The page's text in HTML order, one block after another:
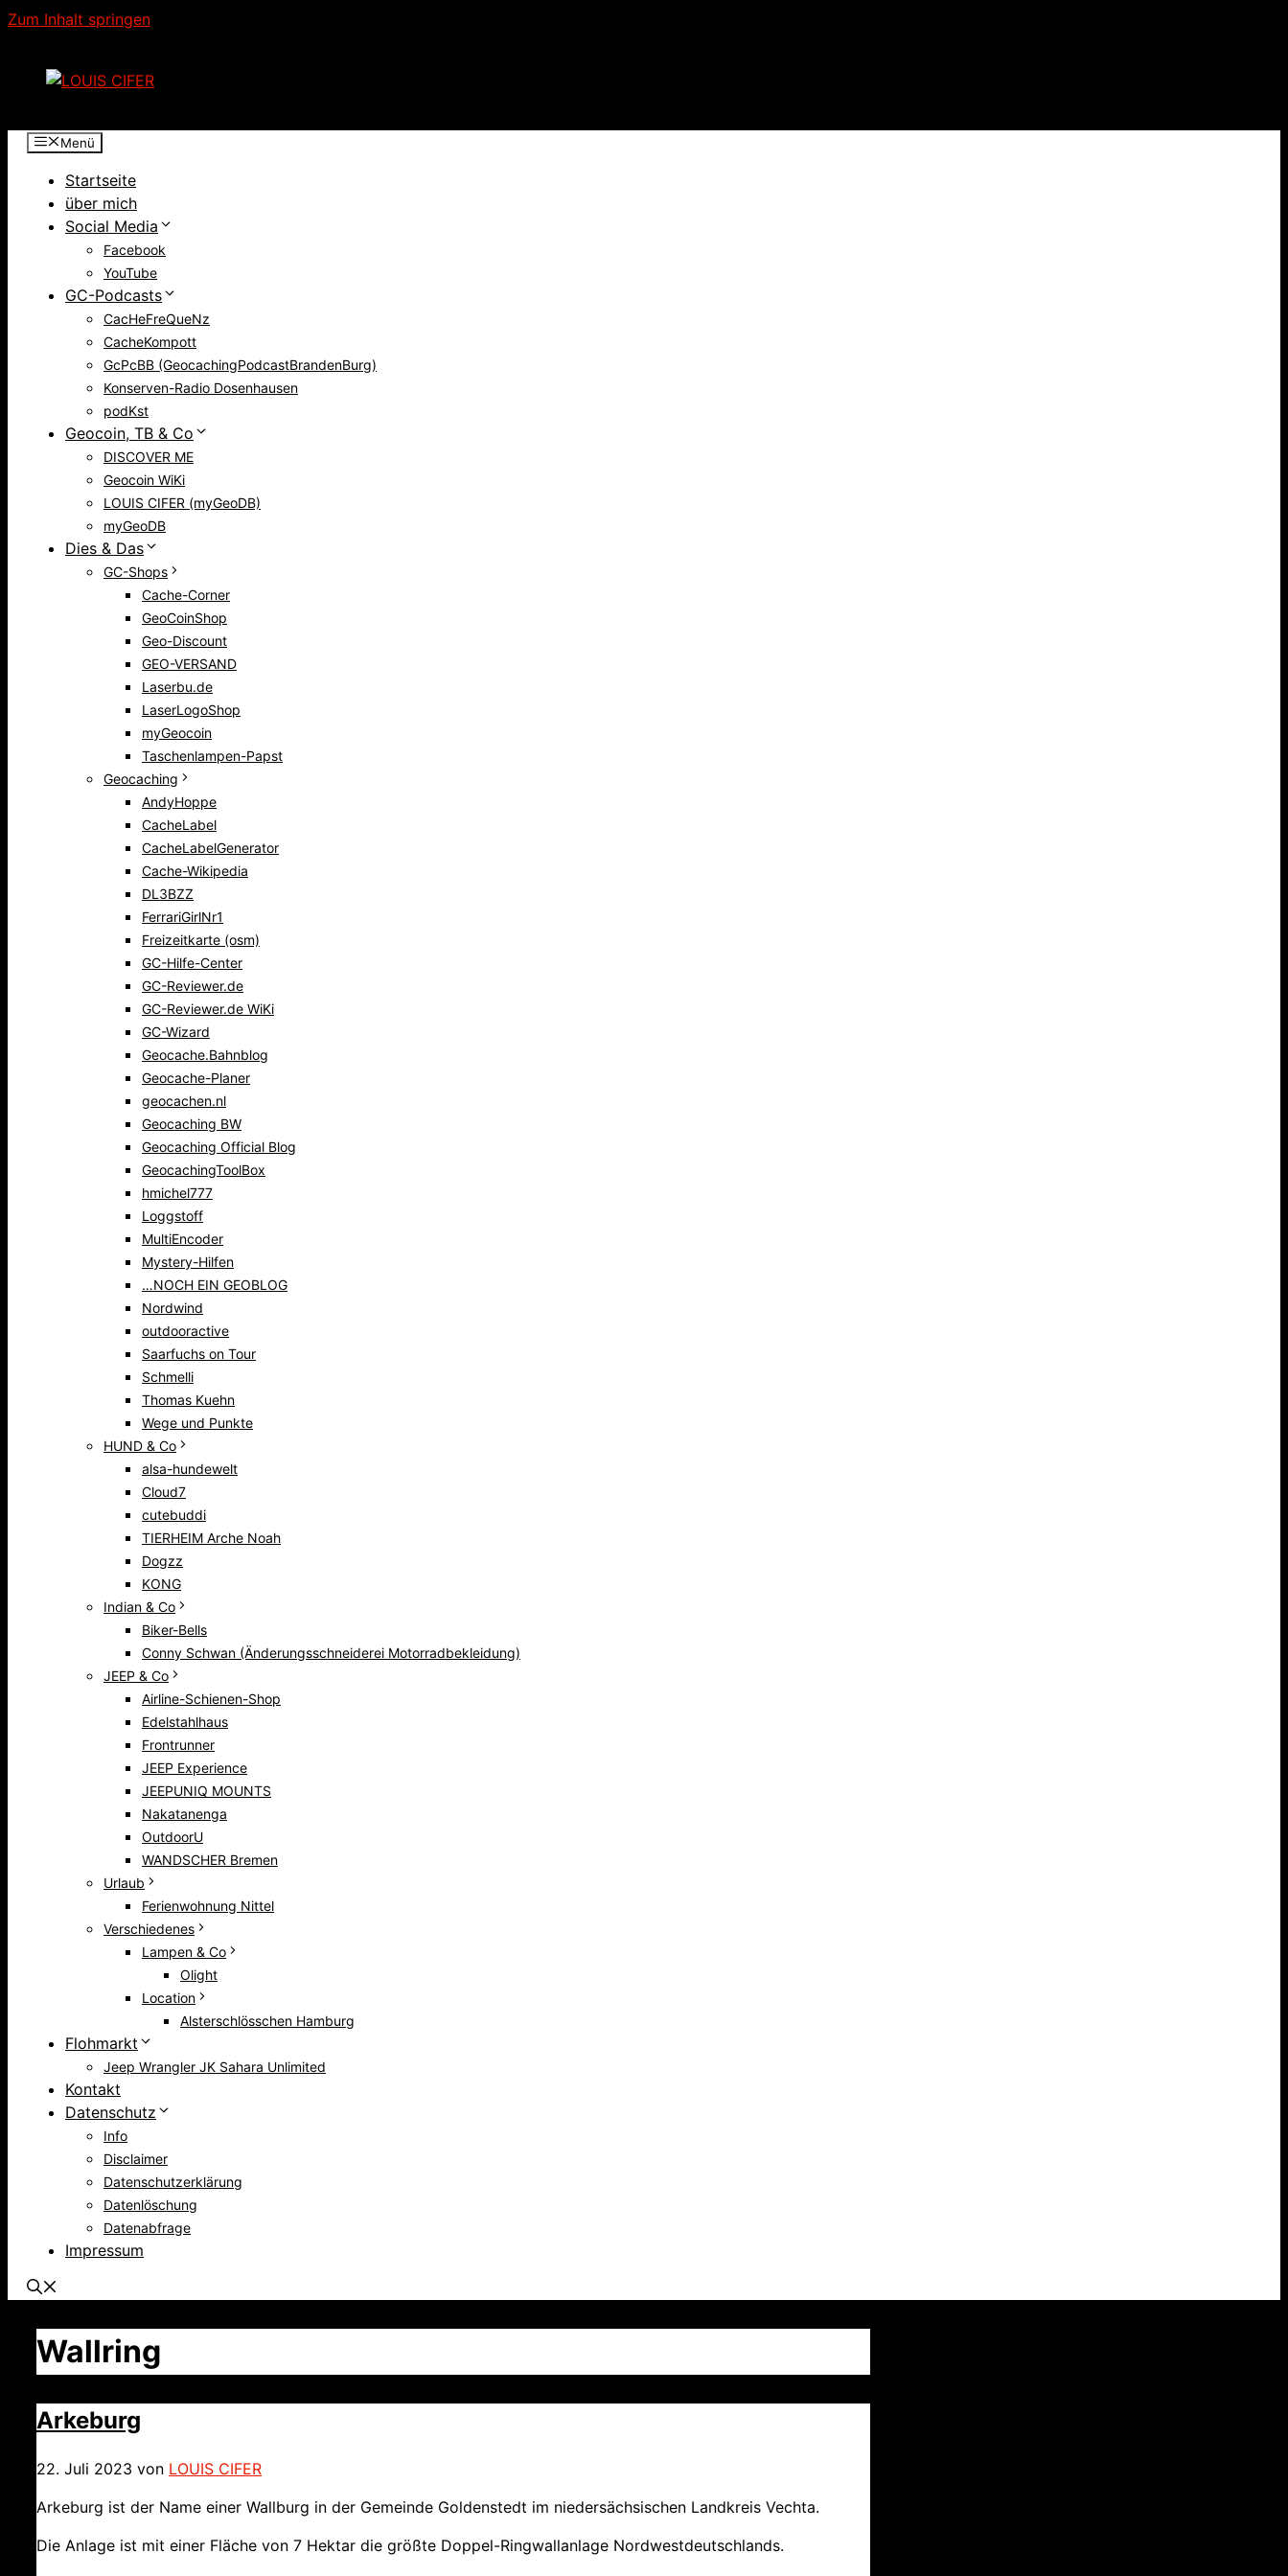
Zum Inhalt springen
Menü
Startseite
über mich
Social Media
Facebook
YouTube
GC-Podcasts
CacHeFreQueNz
CacheKompott
GcPcBB (GeocachingPodcastBrandenBurg)
Konserven-Radio Dosenhausen
podKst
Geocoin, TB & Co
DISCOVER ME
Geocoin WiKi
LOUIS CIFER (myGeoDB)
myGeoDB
Dies & Das
GC-Shops
Cache-Corner
GeoCoinShop
Geo-Discount
GEO-VERSAND
Laserbu.de
LaserLogoShop
myGeocoin
Taschenlampen-Papst
Geocaching
AndyHoppe
CacheLabel
CacheLabelGenerator
Cache-Wikipedia
DL3BZZ
FerrariGirlNr1
Freizeitkarte (osm)
GC-Hilfe-Center
GC-Reviewer.de
GC-Reviewer.de WiKi
GC-Wizard
Geocache.Bahnblog
Geocache-Planer
geocachen.nl
Geocaching BW
Geocaching Official Blog
GeocachingToolBox
hmichel777
Loggstoff
MultiEncoder
Mystery-Hilfen
…NOCH EIN GEOBLOG
Nordwind
outdooractive
Saarfuchs on Tour
Schmelli
Thomas Kuehn
Wege und Punkte
HUND & Co
alsa-hundewelt
Cloud7
cutebuddi
TIERHEIM Arche Noah
Dogzz
KONG
Indian & Co
Biker-Bells
Conny Schwan (Änderungsschneiderei Motorradbekleidung)
JEEP & Co
Airline-Schienen-Shop
Edelstahlhaus
Frontrunner
JEEP Experience
JEEPUNIQ MOUNTS
Nakatanenga
OutdoorU
WANDSCHER Bremen
Urlaub
Ferienwohnung Nittel
Verschiedenes
Lampen & Co
Olight
Location
Alsterschlösschen Hamburg
Flohmarkt
Jeep Wrangler JK Sahara Unlimited
Kontakt
Datenschutz
Info
Disclaimer
Datenschutzerklärung
Datenlöschung
Datenabfrage
Impressum
Wallring
Arkeburg
22. Juli 2023 von LOUIS CIFER
Arkeburg ist der Name einer Wallburg in der Gemeinde Goldenstedt im niedersächsischen Landkreis Vechta.
Die Anlage ist mit einer Fläche von 7 Hektar die größte Doppel-Ringwallanlage Nordwestdeutschlands.